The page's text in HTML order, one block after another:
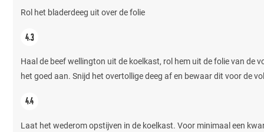
Rol het bladerdeeg uit over de folie
Haal de beef wellington uit de koelkast, rol hem uit de folie van de
het goed aan. Snijd het overtollige deeg af en bewaar dit voor de
Laat het wederom opstijven in de koelkast. Voor minimaal een